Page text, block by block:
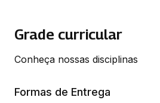
Grade curricular
Conheça nossas disciplinas
Formas de Entrega